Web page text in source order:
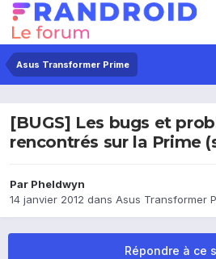
Asus Transformer Prime
[BUGS] Les bugs et
rencontrés sur la Prime
Par Pheldwyn
14 janvier 2012 dans Asus Transformer
Répondre à ce